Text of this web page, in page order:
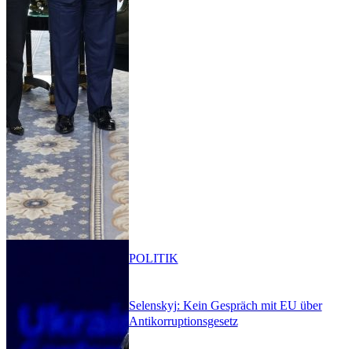
Selenskyj: Kein Gespräch mit EU über
Antikorruptionsgesetz
POLITIK